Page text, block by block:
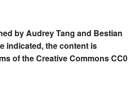
by Audrey Tang and Bestian
indicated, the content is
of the Creative Commons CC0